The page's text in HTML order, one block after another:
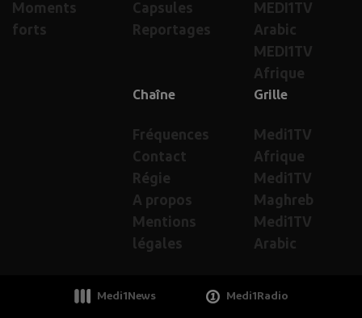
MEDI1TV
Arabic
MEDI1TV
Afrique
Capsules
Reportages
Moments
forts
Grille
Medi1TV
Afrique
Medi1TV
Maghreb
Medi1TV
Arabic
Chaîne
Fréquences
Contact
Régie
A propos
Mentions
légales
Medi1News Medi1Radio